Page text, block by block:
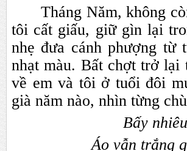
Tháng Năm, không
tôi cất giấu, giữ gìn lại
nhẹ đưa cánh phượng từ
nhạt màu. Bất chợt trở
về em và tôi ở tuổi đôi
già năm nào, nhìn từng
Bấy
Áo vẫn trắng